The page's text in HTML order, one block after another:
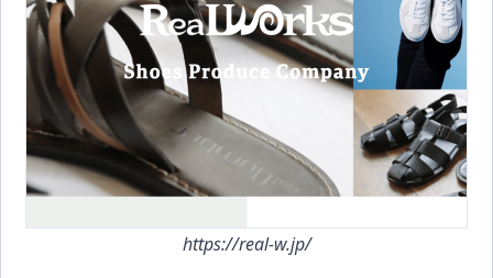
https://real-w.jp/